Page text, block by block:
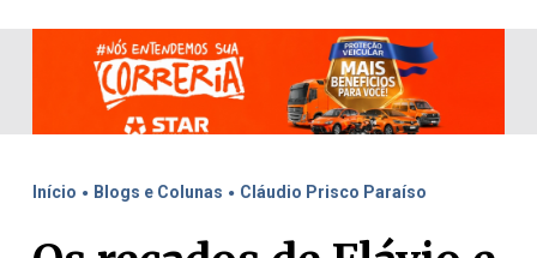
Início . Blogs e Colunas . Cláudio Prisco Paraíso